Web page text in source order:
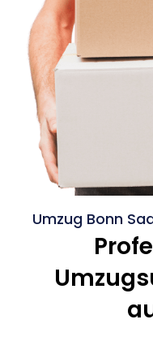
Umzug Bonn